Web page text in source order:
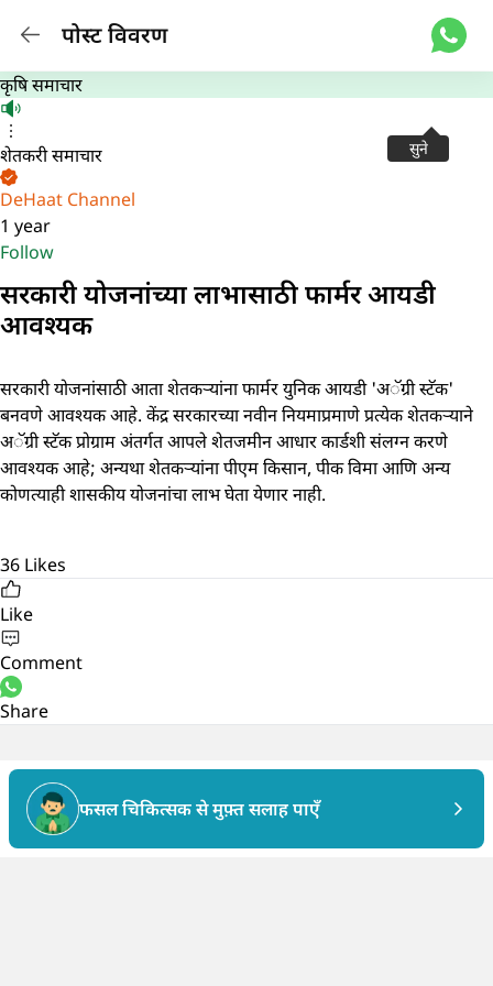
पोस्ट विवरण
सुने
कृषि समाचार
शेतकरी समाचार
DeHaat Channel
1 year
Follow
सरकारी योजनांच्या लाभासाठी फार्मर आयडी
आवश्यक
सरकारी योजनांसाठी आता शेतकऱ्यांना फार्मर युनिक आयडी 'अॅग्री स्टॅक'
बनवणे आवश्यक आहे. केंद्र सरकारच्या नवीन नियमाप्रमाणे प्रत्येक शेतकऱ्याने
अॅग्री स्टॅक प्रोग्राम अंतर्गत आपले शेतजमीन आधार कार्डशी संलग्न करणे
आवश्यक आहे; अन्यथा शेतकऱ्यांना पीएम किसान, पीक विमा आणि अन्य
कोणत्याही शासकीय योजनांचा लाभ घेता येणार नाही.
36 Likes
Like
Comment
Share
फसल चिकित्सक से मुफ़्त सलाह पाएँ